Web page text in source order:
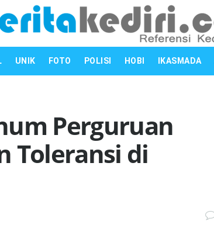
UNIK FOTO POLISI HOBI IKASMADA
Perguruan
Toleransi di